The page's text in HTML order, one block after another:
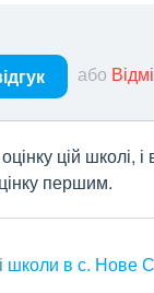
або
цій школі,
першим.
школи в с. Нове